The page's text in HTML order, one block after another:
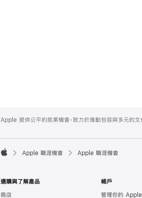
Footer
Apple 提供公平的就業機會，致力於推動包容與多元的

Apple 職涯機會 Apple 職涯機會
選購與了解產品
商店
帳戶
管理你的